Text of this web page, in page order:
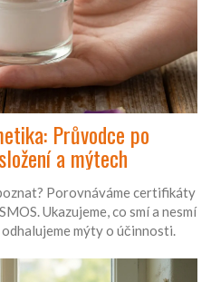
Průvodce po
a mýtech
Porovnáváme certifikáty
Ukazujeme, co smí a nesmí
mýty o účinnosti.